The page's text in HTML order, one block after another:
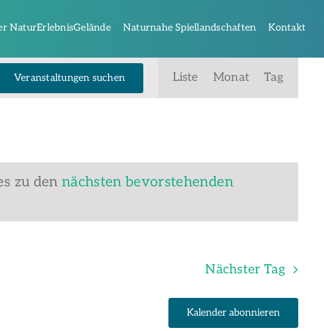
NaturErlebnisGelände Naturnahe Spiellandschaften Kontakt
zu den nächsten bevorstehenden
Veranstaltungen suchen
Ansichten-
Navigation
Liste Monat Tag
Nächster Tag
Kalender abonnieren